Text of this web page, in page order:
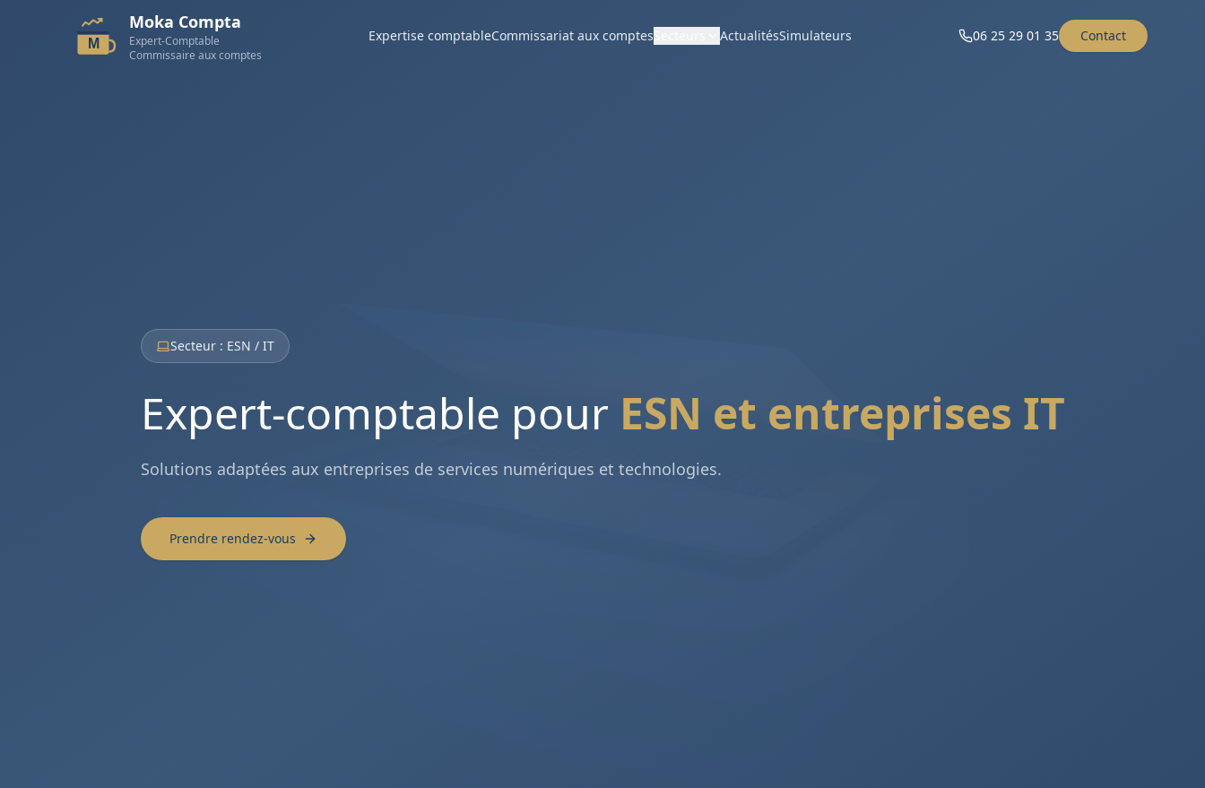
M
Moka Compta
Expert-Comptable
Commissaire aux comptes
Expertise comptableCommissariat aux comptes ActualitésSimulateurs 06 25 29 01 35 Contact
Secteur : ESN / IT
Expert-comptable pour ESN et entreprises IT
Solutions adaptées aux entreprises de services numériques et technologies.
Prendre rendez-vous